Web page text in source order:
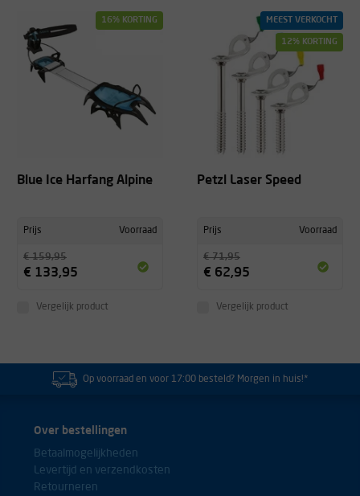
16% KORTING
Blue Ice Harfang Alpine
Prijs Voorraad
€ 159,95
€ 133,95
Vergelijk product
MEEST VERKOCHT
12% KORTING
Petzl Laser Speed
Prijs Voorraad
€ 71,95
€ 62,95
Vergelijk product
Op voorraad en voor 17:00 besteld? Morgen in huis!*
Over bestellingen
Betaalmogelijkheden
Levertijd en verzendkosten
Retourneren